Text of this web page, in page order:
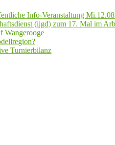
Info-Veranstaltung
(ijgd) zum 17. Mal im
Wangerooge
Turnierbilanz